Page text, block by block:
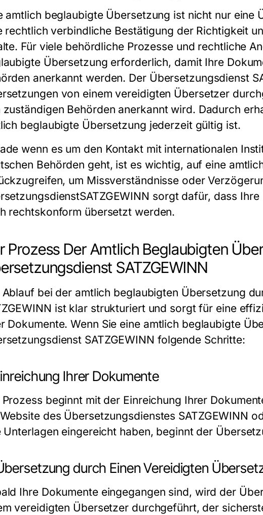
amtlich beglaubigte Übersetzung ist nicht nur eine
rechtlich verbindliche Bestätigung der Richtigkeit
Für viele behördliche Prozesse und rechtliche
Übersetzung erforderlich, damit Ihre
anerkannt werden. Der Übersetzungsdienst
von einem vereidigten Übersetzer
zuständigen Behörden anerkannt wird. Dadurch
beglaubigte Übersetzung jederzeit gültig ist.
wenn es um den Kontakt mit internationalen
Behörden geht, ist es wichtig, auf eine
um Missverständnisse oder
SATZGEWINN sorgt dafür, dass
rechtskonform übersetzt werden.
Prozess Der Amtlich Beglaubigten
SATZGEWINN
Ablauf bei der amtlich beglaubigten Übersetzung
ist klar strukturiert und sorgt für eine
Dokumente. Wenn Sie eine amtlich beglaubigte
SATZGEWINN folgende Schritte:
Ihrer Dokumente
Prozess beginnt mit der Einreichung Ihrer
des Übersetzungsdienstes SATZGEWINN
Unterlagen eingereicht haben, beginnt der
durch Einen Vereidigten
Ihre Dokumente eingegangen sind, wird der
vereidigten Übersetzer durchgeführt, der